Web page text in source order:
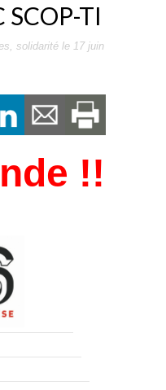
SCOP-TI
, solidarité le 17 juin
!!